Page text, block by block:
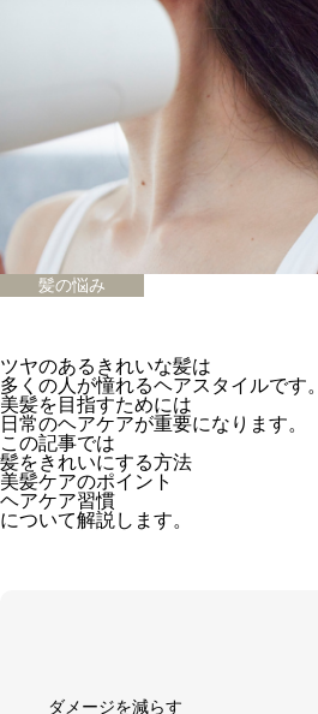
髪の悩み
ツヤのあるきれいな髪は
多くの人が憧れるヘアスタイルです。
美髪を目指すためには
日常のヘアケアが重要になります。
この記事では
髪をきれいにする方法
美髪ケアのポイント
ヘアケア習慣
について解説します。
ダメージを減らす